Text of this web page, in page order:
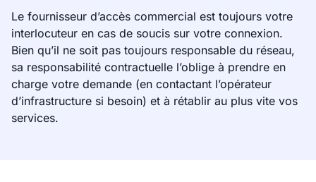
Le fournisseur d’accès commercial est toujours votre
interlocuteur en cas de soucis sur votre connexion.
Bien qu’il ne soit pas toujours responsable du réseau,
sa responsabilité contractuelle l’oblige à prendre en
charge votre demande (en contactant l’opérateur
d’infrastructure si besoin) et à rétablir au plus vite vos
services.